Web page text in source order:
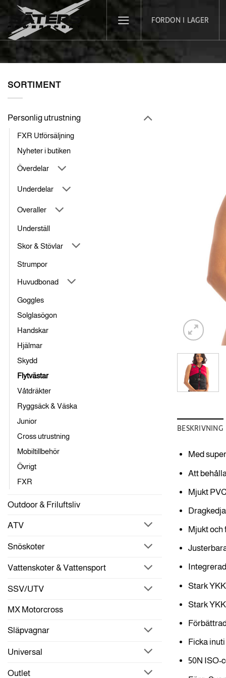
to
content
FORDON I LAGER
SORTIMENT
Personlig utrustning
FXR Utförsäljning
Nyheter i butiken
Överdelar
Underdelar
Overaller
Underställ
Skor & Stövlar
Strumpor
Huvudbonad
Goggles
Solglasögon
Handskar
Hjälmar
Skydd
Flytvästar
Våtdräkter
Ryggsäck & Väska
Junior
Cross utrustning
Mobiltillbehör
Övrigt
FXR
Outdoor & Friluftsliv
ATV
Snöskoter
Vattenskoter & Vattensport
SSV/UTV
MX Motorcross
Släpvagnar
Universal
Outlet
BESKRIVNING
Med
Att
Mjukt
Mjukt och
Stark
Stark
Ficka
50N ISO-